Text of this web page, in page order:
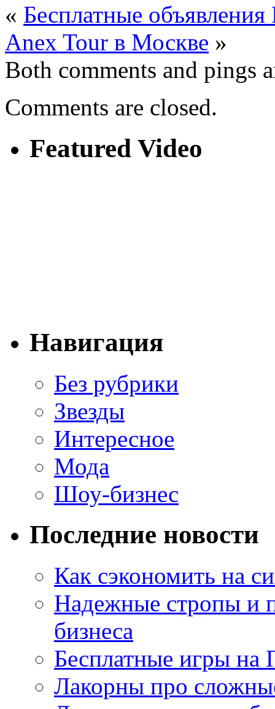
« Бесплатные объявления
Anex Tour в Москве »
Both comments and pings
Comments are closed.
Featured Video
Навигация
Без рубрики
Звезды
Интересное
Мода
Шоу-бизнес
Последние новости
Как сэкономить на
Надежные стропы и
бизнеса
Бесплатные игры на
Лакорны про